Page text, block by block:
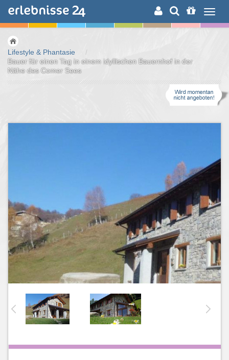
ERLEBNISSUCHE
Lifestyle & Phantasie
/
Bauer für einen Tag in einem idyllischen Bauernhof in der
Nähe des Comer Sees